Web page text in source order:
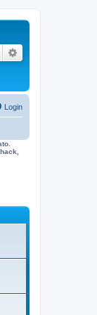
Cerca
Login